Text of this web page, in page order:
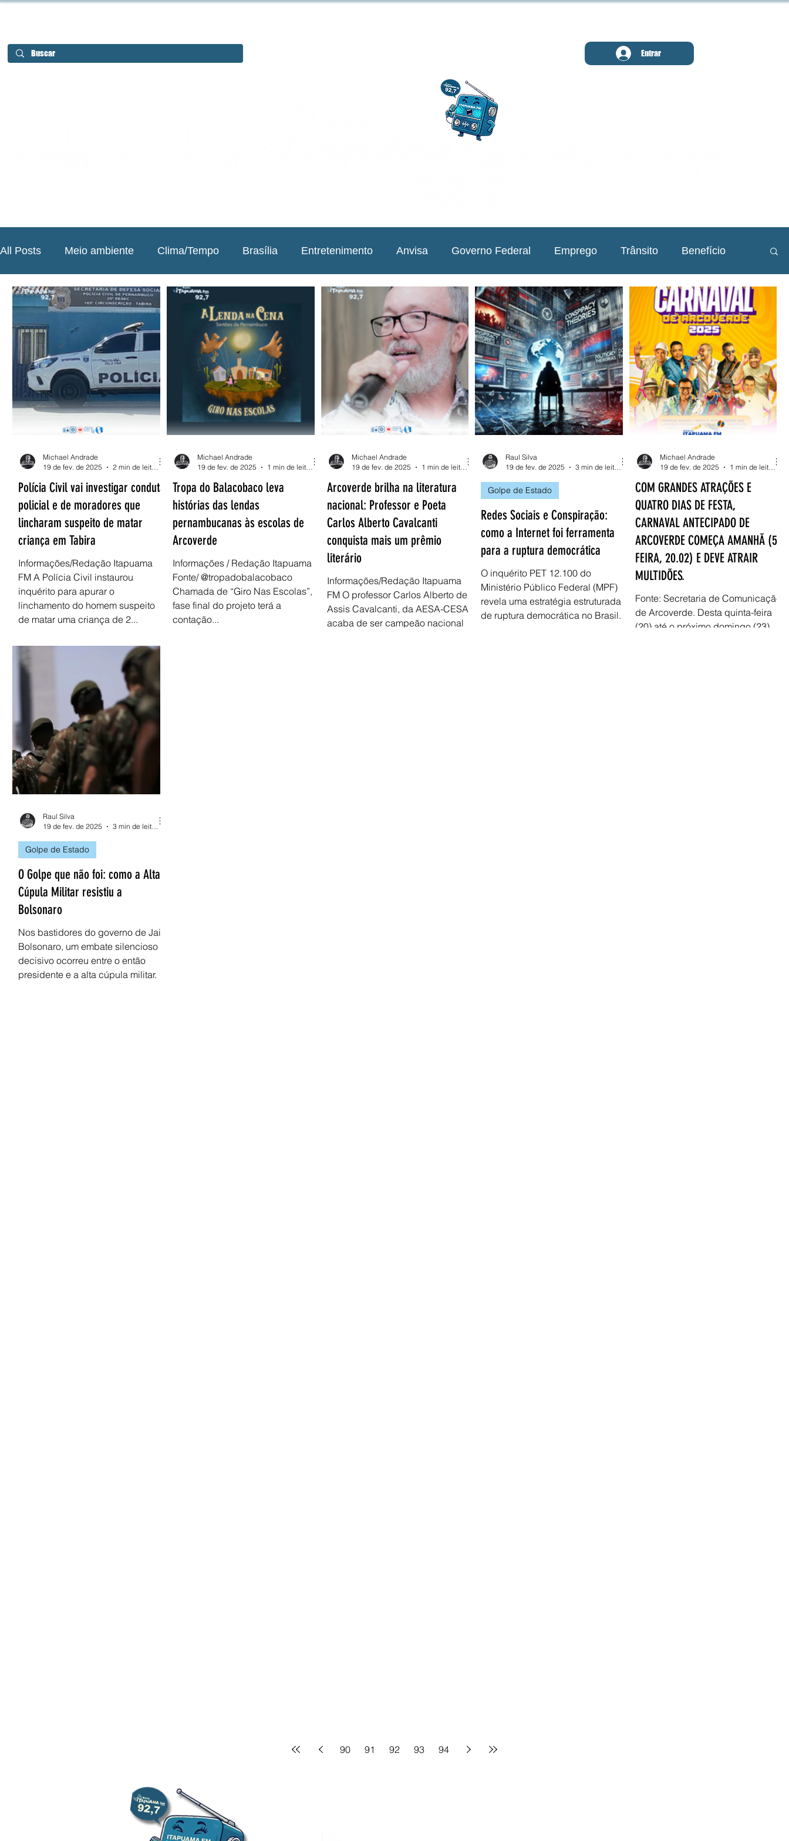
Entrar
All Posts Meio ambiente Clima/Tempo Brasília Entretenimento Anvisa Governo Federal Emprego Trânsito Benefício
Alerta Presidente Lula Solidariedade BETS Compesa Acessibilidade Tragédia UPE Luto ANEEL
PROUNI CNU Vacina SUS Hemope SINTEPE Festival Pernambuco Meu País MEI AESA
Polícia Civil vai investigar conduta
policial e de moradores que
lincharam suspeito de matar
criança em Tabira
Informações/Redação Itapuama
FM A Polícia Civil instaurou
inquérito para apurar o
linchamento do homem suspeito
de matar uma criança de 2...
Michael Andrade
19 de fev. de 2025
2 min de leitura
Tropa do Balacobaco leva
histórias das lendas
pernambucanas às escolas de
Arcoverde
Informações / Redação Itapuama
Fonte/ @tropadobalacobaco
Chamada de “Giro Nas Escolas”, a
fase final do projeto terá a
contação...
Michael Andrade
19 de fev. de 2025
1 min de leitura
Arcoverde brilha na literatura
nacional: Professor e Poeta
Carlos Alberto Cavalcanti
conquista mais um prêmio
literário
Informações/Redação Itapuama
FM O professor Carlos Alberto de
Assis Cavalcanti, da AESA-CESA,
acaba de ser campeão nacional
Michael Andrade
19 de fev. de 2025
1 min de leitura
Redes Sociais e Conspiração:
como a Internet foi ferramenta
para a ruptura democrática
O inquérito PET 12.100 do
Ministério Público Federal (MPF)
revela uma estratégia estruturada
de ruptura democrática no Brasil.
Golpe de Estado
Raul Silva
19 de fev. de 2025
3 min de leitura
COM GRANDES ATRAÇÕES E
QUATRO DIAS DE FESTA,
CARNAVAL ANTECIPADO DE
ARCOVERDE COMEÇA AMANHÃ (5ª
FEIRA, 20.02) E DEVE ATRAIR
MULTIDÕES.
Fonte: Secretaria de Comunicação
de Arcoverde. Desta quinta-feira
(20) até o próximo domingo (23),
Michael Andrade
19 de fev. de 2025
1 min de leitura
O Golpe que não foi: como a Alta
Cúpula Militar resistiu a
Bolsonaro
Nos bastidores do governo de Jair
Bolsonaro, um embate silencioso e
decisivo ocorreu entre o então
presidente e a alta cúpula militar.
Golpe de Estado
Raul Silva
19 de fev. de 2025
3 min de leitura
90 91 92 93 94